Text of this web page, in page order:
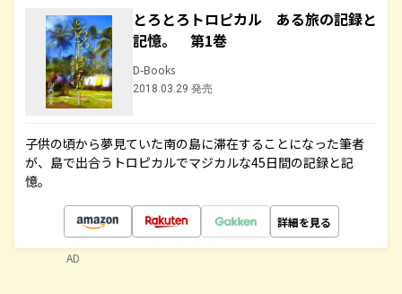
とろとろトロピカル ある旅の記録と
記憶。 第1巻
D-Books
2018.03.29 発売
子供の頃から夢見ていた南の島に滞在することになった筆者
が、島で出合うトロピカルでマジカルな45日間の記録と記
憶。
詳細を見る
AD